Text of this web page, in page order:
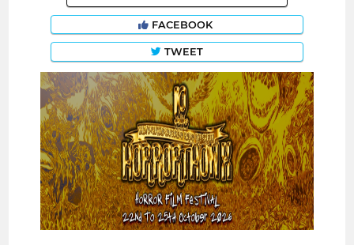
FACEBOOK
TWEET